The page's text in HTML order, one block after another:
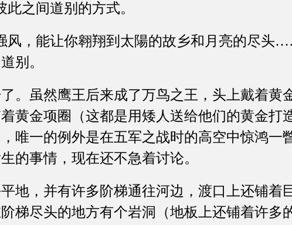
之间道别的方式。
，能让你翱翔到太陽的故乡和月亮的尽头
别。
虽然鹰王后来成了万鸟之王，头上戴着黄
黄金项圈（这都是用矮人送给他们的黄金打
唯一的例外是在五军之战时的高空中惊鸿一
的事情，现在还不急着讨论。
，并有许多阶梯通往河边，渡口上还铺着
梯尽头的地方有个岩洞（地板上还铺着许多